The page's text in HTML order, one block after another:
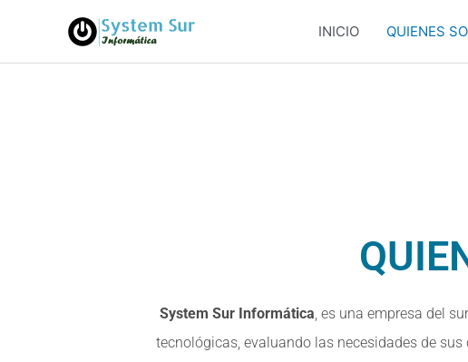
INICIO QUIENES
System Sur Informática, es una empresa del
tecnológicas, evaluando las necesidades de